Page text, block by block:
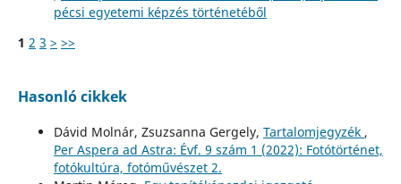
pécsi egyetemi képzés történetéből
1 2 3 > >>
Hasonló cikkek
Dávid Molnár, Zsuzsanna Gergely, Tartalomjegyzék ,
Per Aspera ad Astra: Évf. 9 szám 1 (2022): Fotótörténet,
fotókultúra, fotóművészet 2.